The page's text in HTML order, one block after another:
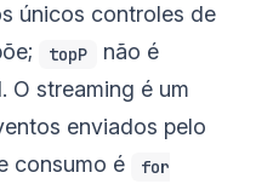
únicos controles de
topP
não é
O streaming é um
enviados pelo
consumo é
for